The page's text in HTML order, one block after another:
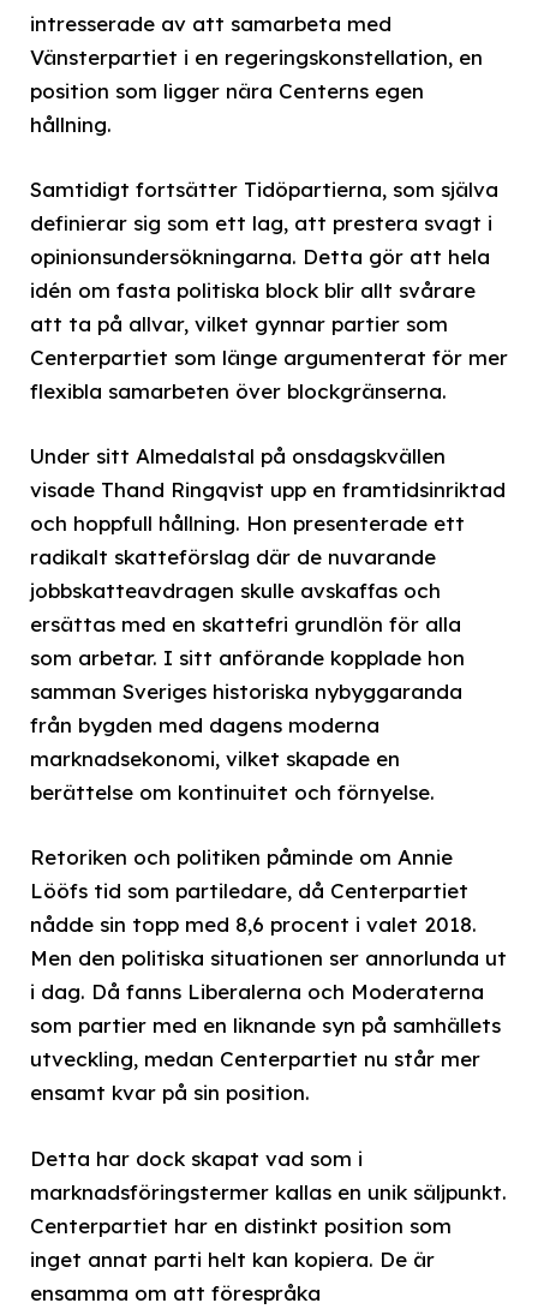
intresserade av att samarbeta med
Vänsterpartiet i en regeringskonstellation, en
position som ligger nära Centerns egen
hållning.
Samtidigt fortsätter Tidöpartierna, som själva
definierar sig som ett lag, att prestera svagt i
opinionsundersökningarna. Detta gör att hela
idén om fasta politiska block blir allt svårare
att ta på allvar, vilket gynnar partier som
Centerpartiet som länge argumenterat för mer
flexibla samarbeten över blockgränserna.
Under sitt Almedalstal på onsdagskvällen
visade Thand Ringqvist upp en framtidsinriktad
och hoppfull hållning. Hon presenterade ett
radikalt skatteförslag där de nuvarande
jobbskatteavdragen skulle avskaffas och
ersättas med en skattefri grundlön för alla
som arbetar. I sitt anförande kopplade hon
samman Sveriges historiska nybyggaranda
från bygden med dagens moderna
marknadsekonomi, vilket skapade en
berättelse om kontinuitet och förnyelse.
Retoriken och politiken påminde om Annie
Lööfs tid som partiledare, då Centerpartiet
nådde sin topp med 8,6 procent i valet 2018.
Men den politiska situationen ser annorlunda ut
i dag. Då fanns Liberalerna och Moderaterna
som partier med en liknande syn på samhällets
utveckling, medan Centerpartiet nu står mer
ensamt kvar på sin position.
Detta har dock skapat vad som i
marknadsföringstermer kallas en unik säljpunkt.
Centerpartiet har en distinkt position som
inget annat parti helt kan kopiera. De är
ensamma om att förespråka